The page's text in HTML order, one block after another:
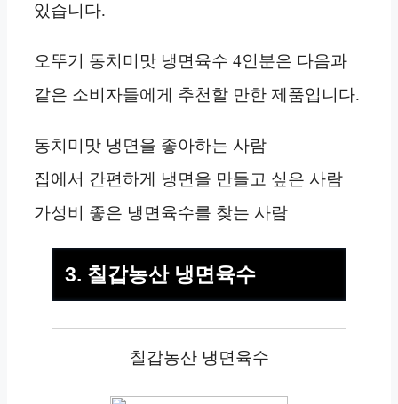
있습니다.
오뚜기 동치미맛 냉면육수 4인분은 다음과
같은 소비자들에게 추천할 만한 제품입니다.
동치미맛 냉면을 좋아하는 사람
집에서 간편하게 냉면을 만들고 싶은 사람
가성비 좋은 냉면육수를 찾는 사람
3. 칠갑농산 냉면육수
칠갑농산 냉면육수